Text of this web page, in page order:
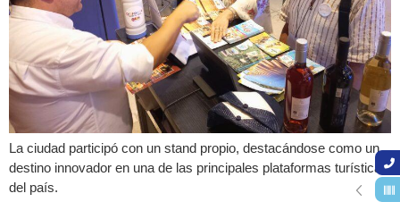
La ciudad participó con un stand propio, destacándose como un
destino innovador en una de las principales plataformas turísticas
del país.